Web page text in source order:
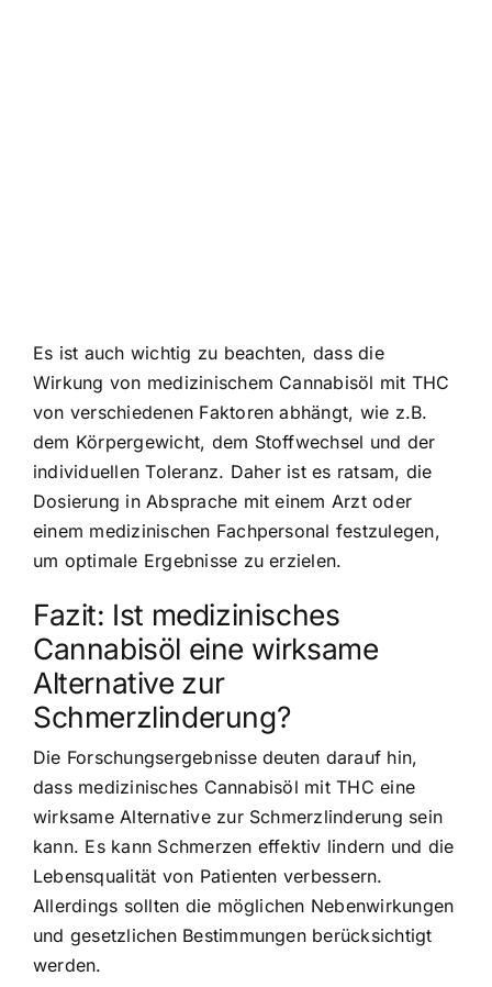
Es ist auch wichtig zu beachten, dass die
Wirkung von medizinischem Cannabisöl mit THC
von verschiedenen Faktoren abhängt, wie z.B.
dem Körpergewicht, dem Stoffwechsel und der
individuellen Toleranz. Daher ist es ratsam, die
Dosierung in Absprache mit einem Arzt oder
einem medizinischen Fachpersonal festzulegen,
um optimale Ergebnisse zu erzielen.
Fazit: Ist medizinisches
Cannabisöl eine wirksame
Alternative zur
Schmerzlinderung?
Die Forschungsergebnisse deuten darauf hin,
dass medizinisches Cannabisöl mit THC eine
wirksame Alternative zur Schmerzlinderung sein
kann. Es kann Schmerzen effektiv lindern und die
Lebensqualität von Patienten verbessern.
Allerdings sollten die möglichen Nebenwirkungen
und gesetzlichen Bestimmungen berücksichtigt
werden.